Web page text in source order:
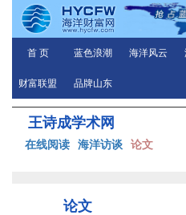
首 页 蓝色浪潮 海洋风云
财富联盟 品牌山东
王诗成学术网
在线阅读 海洋访谈 论文
论文